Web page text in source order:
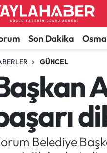
Son Dakika
GÜNCEL
Belediye
Haberleri
Haberleri
Eczaneler
Durumu
Vakitleri
Yoğunluk Haritası
Puan Durumu ve Fikstür